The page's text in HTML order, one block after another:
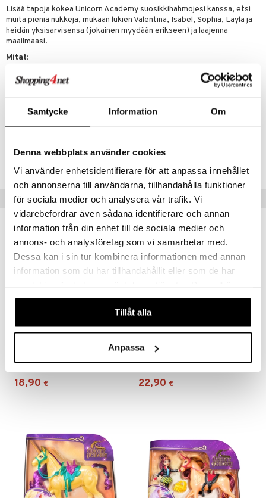
Samtycke Information Om
Denna webbplats använder cookies
Vi använder enhetsidentifierare för att anpassa innehållet
och annonserna till användarna, tillhandahålla funktioner
för sociala medier och analysera vår trafik. Vi
vidarebefordrar även sådana identifierare och annan
information från din enhet till de sociala medier och
annons- och analysföretag som vi samarbetar med.
Dessa kan i sin tur kombinera informationen med annan
information som du har tillhandahållit eller som de har
våra cookies vid fortsatt användande av vår webbplats.
Tillåt alla
Anpassa
Lisää tapoja kokea Unicorn Academy suosikkihahmojesi kanssa, etsi
muita pieniä nukkeja, mukaan lukien Valentina, Isabel, Sophia, Layla ja
heidän yksisarvisensa (jokainen myydään erikseen) ja laajenna
maailmaasi.
Mitat:
Hevonen noin 12 cm korkea.
4 vuotta+
Tuotenumero
Vinkkejä sinulle
Unicorn Academy Isabel & River
UNICORN ACADEMY
18,90 €
UNICORN ACADEMY
22,90 €
Pitkätossu
Possu
Mario
& Pesonen
Huonekalut
vaatteet
aterimet
& Säilytyslaatikot
& Tarvikkeet
ja lakit